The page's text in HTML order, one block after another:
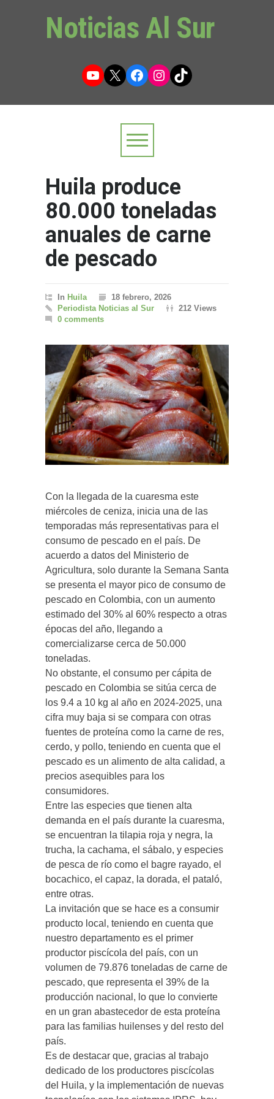
Noticias Al Sur
YouTube
X Facebook
Instagram
TikTok
Huila produce
80.000 toneladas
anuales de carne
de pescado
In Huila
18 febrero, 2026
Periodista Noticias al Sur
212 Views
0 comments
Con la llegada de la cuaresma este
miércoles de ceniza, inicia una de las
temporadas más representativas para el
consumo de pescado en el país. De
acuerdo a datos del Ministerio de
Agricultura, solo durante la Semana Santa
se presenta el mayor pico de consumo de
pescado en Colombia, con un aumento
estimado del 30% al 60% respecto a otras
épocas del año, llegando a
comercializarse cerca de 50.000
toneladas.
No obstante, el consumo per cápita de
pescado en Colombia se sitúa cerca de
los 9.4 a 10 kg al año en 2024-2025, una
cifra muy baja si se compara con otras
fuentes de proteína como la carne de res,
cerdo, y pollo, teniendo en cuenta que el
pescado es un alimento de alta calidad, a
precios asequibles para los
consumidores.
Entre las especies que tienen alta
demanda en el país durante la cuaresma,
se encuentran la tilapia roja y negra, la
trucha, la cachama, el sábalo, y especies
de pesca de río como el bagre rayado, el
bocachico, el capaz, la dorada, el pataló,
entre otras.
La invitación que se hace es a consumir
producto local, teniendo en cuenta que
nuestro departamento es el primer
productor piscícola del país, con un
volumen de 79.876 toneladas de carne de
pescado, que representa el 39% de la
producción nacional, lo que lo convierte
en un gran abastecedor de esta proteína
para las familias huilenses y del resto del
país.
Es de destacar que, gracias al trabajo
dedicado de los productores piscícolas
del Huila, y la implementación de nuevas